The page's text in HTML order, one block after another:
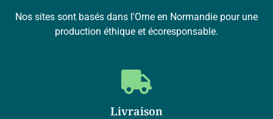
Nos sites sont basés dans l'Orne en Normandie pour une
production éthique et écoresponsable.
Livraison